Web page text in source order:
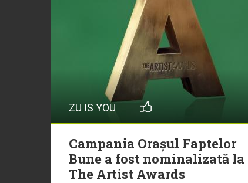
ZU IS YOU
Campania Orașul Faptelor
Bune a fost nominalizată la
The Artist Awards